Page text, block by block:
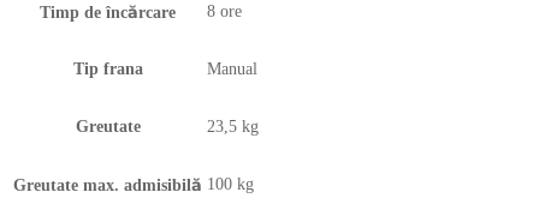
Timp de încărcare 8 ore
Tip frana Manual
Greutate 23,5 kg
Greutate max. admisibilă 100 kg